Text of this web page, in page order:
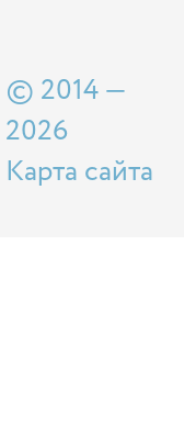
© 2014 —
2026
Карта сайта